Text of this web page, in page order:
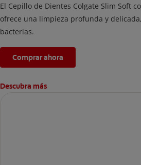
El Cepillo de Dientes Colgate Slim Soft
ofrece una limpieza profunda y
bacterias.
Comprar ahora
Descubra más